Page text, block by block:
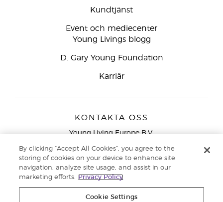
Kundtjänst
Event och mediecenter
Young Livings blogg
D. Gary Young Foundation
Karriär
KONTAKTA OSS
Young Living Europe B.V.
9727 AJ Groningen
Nederländerna
Kundtjänst – Avgiftsfritt lokalsamtal (ej från
mobiltelefon):020 793400
By clicking “Accept All Cookies”, you agree to the
storing of cookies on your device to enhance site
navigation, analyze site usage, and assist in our
marketing efforts.
Privacy Policy
Cookie Settings